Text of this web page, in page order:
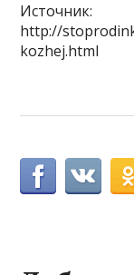
Источник:
http://
kozhej.html